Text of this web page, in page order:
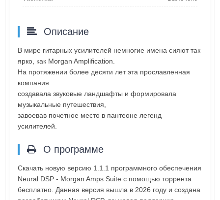
Описание
В мире гитарных усилителей немногие имена сияют так
ярко, как Morgan Amplification.
На протяжении более десяти лет эта прославленная
компания
создавала звуковые ландшафты и формировала
музыкальные путешествия,
завоевав почетное место в пантеоне легенд
усилителей.
О программе
Скачать новую версию 1.1.1 программного обеспечения
Neural DSP - Morgan Amps Suite с помощью торрента
бесплатно. Данная версия вышла в 2026 году и создана